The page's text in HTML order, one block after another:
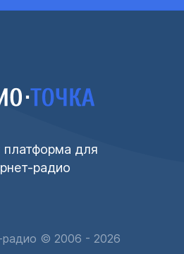
платформа для
радио
© 2006 - 2026